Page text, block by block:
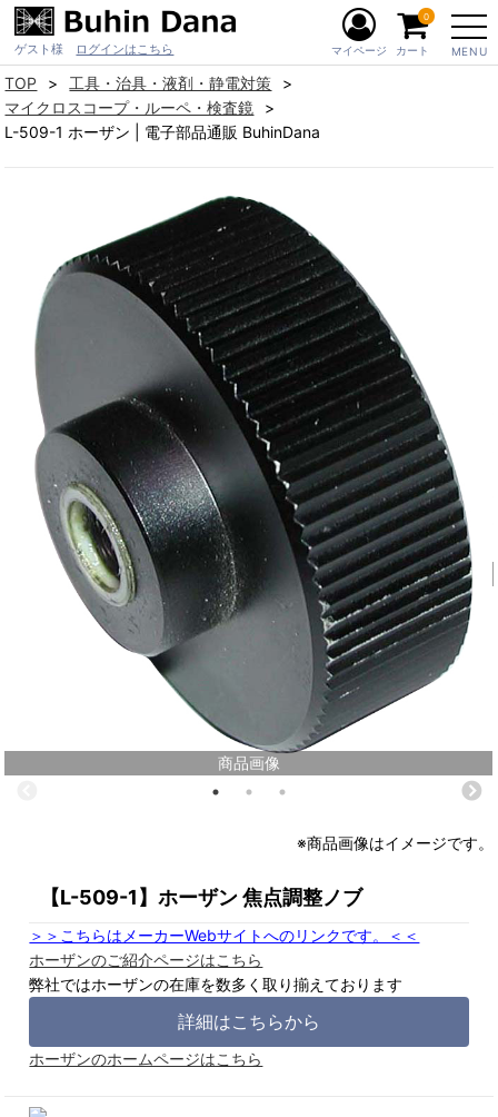
ゲスト様 ログインはこちら MENU
マイページ カート
0
TOP
工具・治具・液剤・静電対策
マイクロスコープ・ルーペ・検査鏡
L-509-1 ホーザン | 電子部品通販 BuhinDana
商品画像
※商品画像はイメージです。
【L-509-1】ホーザン 焦点調整ノブ
＞＞こちらはメーカーWebサイトへのリンクです。＜＜
ホーザンのご紹介ページはこちら
弊社ではホーザンの在庫を数多く取り揃えております
詳細はこちらから
ホーザンのホームページはこちら